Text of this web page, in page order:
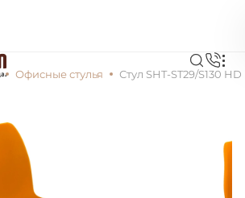
Офисные стулья Стул SHT-ST29/S130 HD